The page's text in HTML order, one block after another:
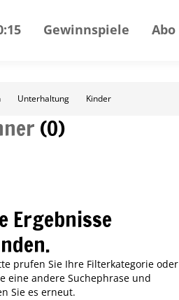
Gewinnspiele Abo
Unterhaltung Kinder
(0)
Ergebnisse
prufen Sie Ihre Filterkategorie oder
eine andere Suchephrase und
Sie es erneut.